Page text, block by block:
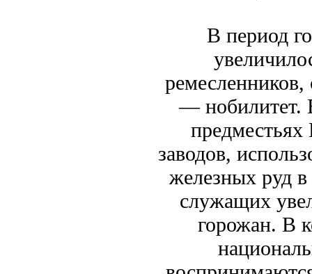
В период
ремесленников,
— нобилитет.
заводов,
железных руд
служащих
горожан. В